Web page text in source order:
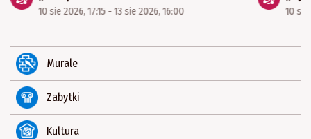
10 sie 2026, 17:15 - 13 sie 2026, 16:00 10 sie
Murale
Zabytki
Kultura